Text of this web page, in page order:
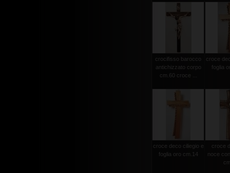
crocifisso barocco
antichizzato corpo
cm.60 croce ...
croce
foglia
croce deco ciliegio e
foglia oro cm.14
croce
noce